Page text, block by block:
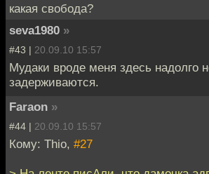
какая свобода?
seva1980 »
#43 | 20.09.10 15:57
Мудаки вроде меня здесь надолго
задерживаются.
Faraon »
#44 | 20.09.10 15:57
Кому: Thio, #27